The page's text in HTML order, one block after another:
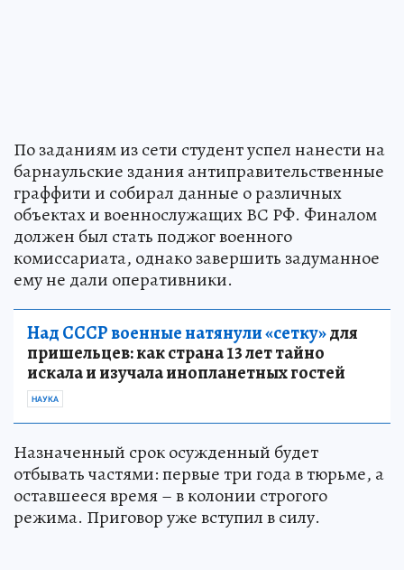
По заданиям из сети студент успел нанести на
барнаульские здания антиправительственные
граффити и собирал данные о различных
объектах и военнослужащих ВС РФ. Финалом
должен был стать поджог военного
комиссариата, однако завершить задуманное
ему не дали оперативники.
Над СССР военные натянули «сетку»для
пришельцев: как страна 13 лет тайно
искала и изучала инопланетных гостей
НАУКА
Назначенный срок осужденный будет
отбывать частями: первые три года в тюрьме, а
оставшееся время – в колонии строгого
режима. Приговор уже вступил в силу.